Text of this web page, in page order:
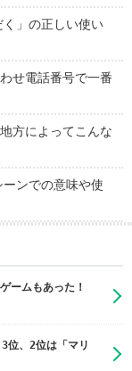
」の正しい使い
せ電話番号で一番
方によってこんな
ーンでの意味や使
ームもあった！
位、2位は「マリ